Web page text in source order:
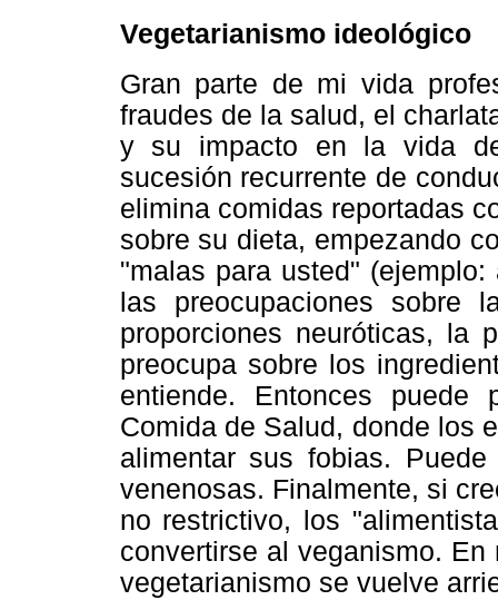
Vegetarianismo ideológico
Gran parte de mi vida
fraudes de la salud, el
y su impacto en la vida
sucesión recurrente de
elimina comidas reportadas
sobre su dieta, empezando
"malas para usted"
las preocupaciones
proporciones neuróticas, la
preocupa sobre los
entiende. Entonces puede
Comida de Salud, donde los
alimentar sus fobias.
venenosas. Finalmente, si
no restrictivo, los
convertirse al veganismo.
vegetarianismo se vuelve